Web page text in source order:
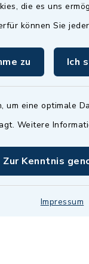
die es uns
können Sie
zu Ich
eine optimale
Weitere
Zur Kenntnis
Impressum